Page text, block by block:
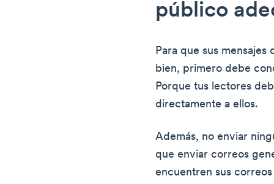
público
Para que sus
bien, primero debe
Porque tus lectores
directamente a ellos.
Además, no enviar
que enviar correos
encuentren sus